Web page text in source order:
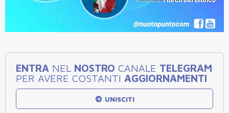
ENTRA NEL NOSTRO CANALE TELEGRAM
PER AVERE COSTANTI AGGIORNAMENTI
UNISCITI